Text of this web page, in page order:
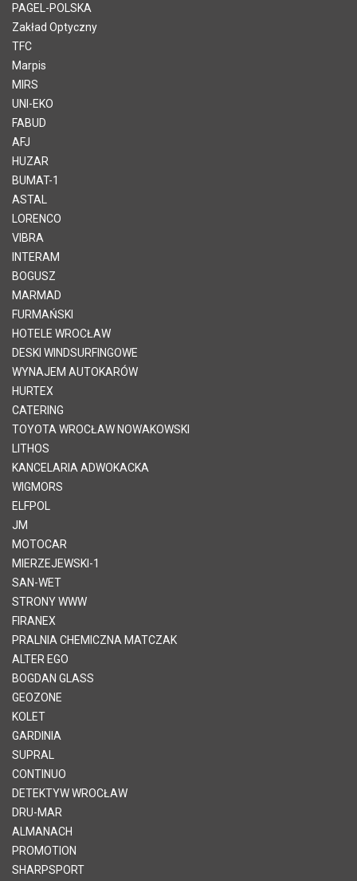
PAGEL-POLSKA
Zakład Optyczny
TFC
Marpis
MIRS
UNI-EKO
FABUD
AFJ
HUZAR
BUMAT-1
ASTAL
LORENCO
VIBRA
INTERAM
BOGUSZ
MARMAD
FURMAŃSKI
HOTELE WROCŁAW
DESKI WINDSURFINGOWE
WYNAJEM AUTOKARÓW
HURTEX
CATERING
TOYOTA WROCŁAW NOWAKOWSKI
LITHOS
KANCELARIA ADWOKACKA
WIGMORS
ELFPOL
JM
MOTOCAR
MIERZEJEWSKI-1
SAN-WET
STRONY WWW
FIRANEX
PRALNIA CHEMICZNA MATCZAK
ALTER EGO
BOGDAN GLASS
GEOZONE
KOLET
GARDINIA
SUPRAL
CONTINUO
DETEKTYW WROCŁAW
DRU-MAR
ALMANACH
PROMOTION
SHARPSPORT